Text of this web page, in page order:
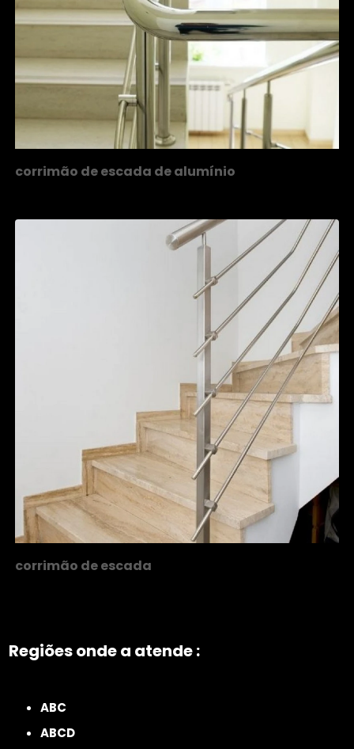
corrimão de escada de alumínio
corrimão de escada
Regiões onde a atende :
ABC
ABCD